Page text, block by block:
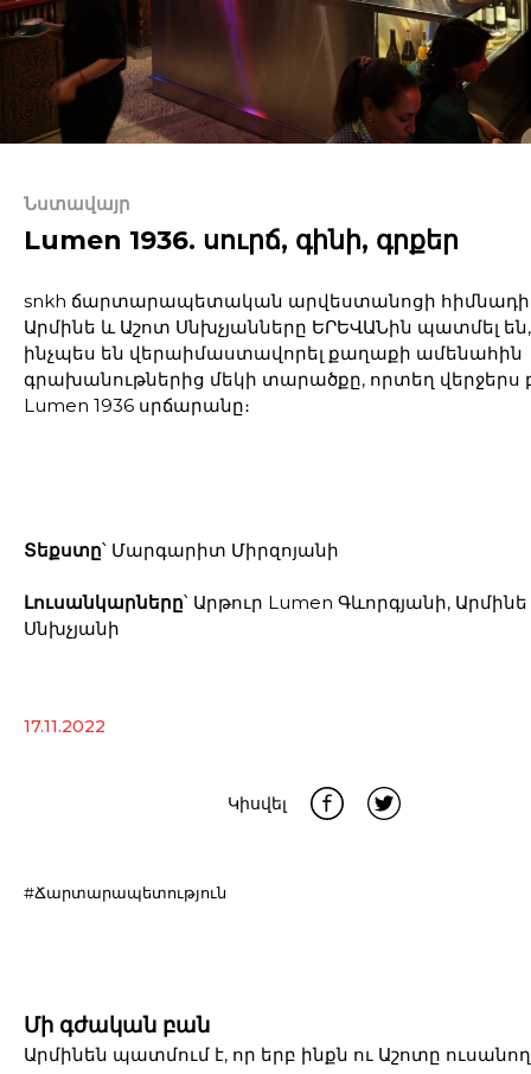
Նստավայր
Lumen 1936. սուրճ, գինի, գրքեր
snkh ճարտարապետական արվեստանոցի
Արմինե և Աշոտ Սնխչյանները ԵՐԵՎԱՆին պատմել
ինչպես են վերաիմաստավորել քաղաքի ամենահին
գրախանութներից մեկի տարածքը, որտեղ վերջերս
Lumen 1936 սրճարանը։
Տեքստը՝ Մարգարիտ Միրզոյանի
Լուսանկարները՝ Արթուր Lumen Գևորգյանի, Արմինե
Սնխչյանի
17.11.2022
Կիսվել
#Ճարտարապետություն
Մի գժական բան
Արմինեն պատմում է, որ երբ ինքն ու Աշոտը ուսանող